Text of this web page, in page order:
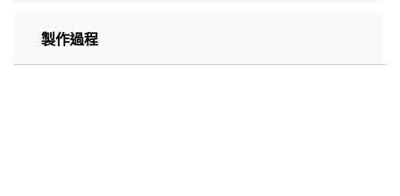
製作過程